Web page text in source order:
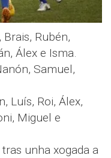
Rubén,
Álex e Isma.
Samuel,
Luís, Roi, Álex,
Miguel e
tras unha xogada a